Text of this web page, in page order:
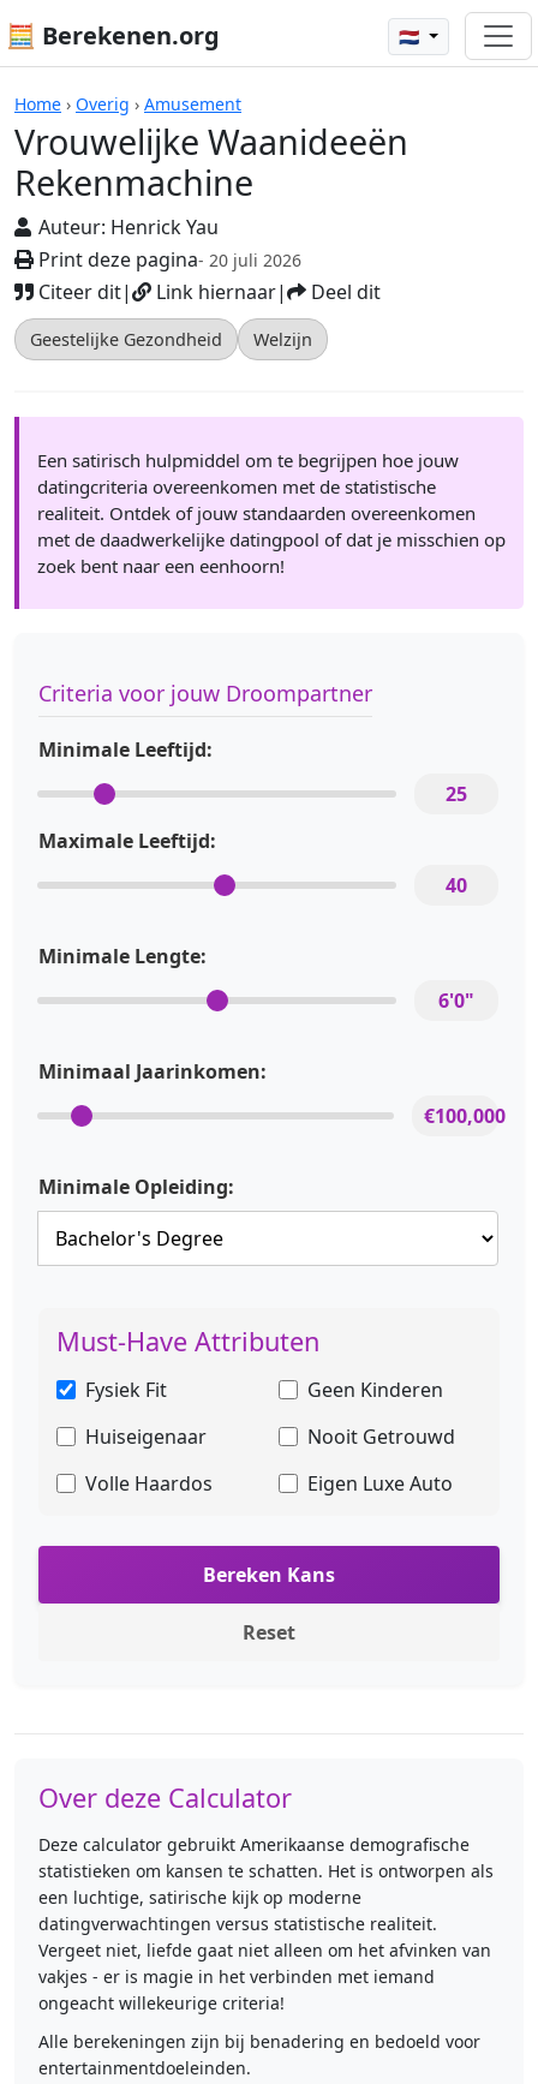
🧮 Berekenen.org 🇳🇱
Home › Overig › Amusement
Vrouwelijke Waanideeën
Rekenmachine
Auteur: Henrick Yau
Print deze pagina- 20 juli 2026
Citeer dit| Link hiernaar| Deel dit
Geestelijke Gezondheid Welzijn
Vrouwelijke Waanideeën
Een satirisch hulpmiddel om te begrijpen hoe jouw
datingcriteria overeenkomen met de statistische
realiteit. Ontdek of jouw standaarden overeenkomen
met de daadwerkelijke datingpool of dat je misschien op
zoek bent naar een eenhoorn!
Criteria voor jouw Droompartner
Minimale Leeftijd:
25
Maximale Leeftijd:
40
Minimale Lengte:
6'0"
Minimaal Jaarinkomen:
€100,000
Minimale Opleiding:
Must-Have Attributen
Fysiek Fit
Geen Kinderen
Huiseigenaar
Nooit Getrouwd
Volle Haardos
Eigen Luxe Auto
Bereken Kans
Reset
Over deze Calculator
Deze calculator gebruikt Amerikaanse demografische
statistieken om kansen te schatten. Het is ontworpen als
een luchtige, satirische kijk op moderne
datingverwachtingen versus statistische realiteit.
Vergeet niet, liefde gaat niet alleen om het afvinken van
vakjes - er is magie in het verbinden met iemand
ongeacht willekeurige criteria!
Alle berekeningen zijn bij benadering en bedoeld voor
entertainmentdoeleinden.